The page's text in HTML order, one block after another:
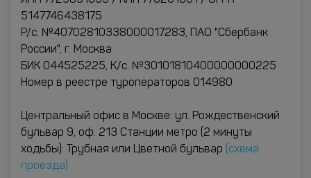
5147746438175
Р/с. №40702810338000017283, ПАО "Сбербанк
России", г. Москва
БИК 044525225, К/с. №30101810400000000225
Номер в реестре туроператоров 014980
Центральный офис в Москве: ул. Рождественский
бульвар 9, оф. 213 Станции метро (2 минуты
ходьбы): Трубная или Цветной бульвар
(схема
проезда)